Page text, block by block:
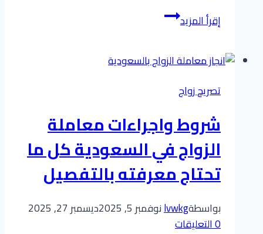
إقرأ المزيدلأول
مرة:
تصريح
من
بضمان
الموافقة!
(دليل
2025
تصريح زواج
شروط واجراءات معاملة
الزواج في السعودية كل ما
تحتاج معرفته بالتفصيل
بواسطةlvwkgنوفمبر 5, 2025
ديسمبر 27, 2025
0 التعليقات